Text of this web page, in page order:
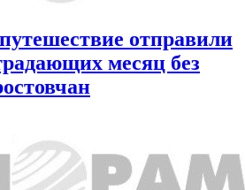
отправили
месяц без